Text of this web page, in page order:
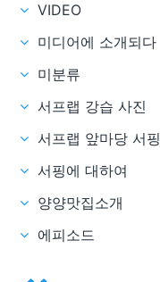
VIDEO
미디어에 소개되다
미분류
서프랩 강습 사진
서프랩 앞마당 서핑
서핑에 대하여
양양맛집소개
에피소드